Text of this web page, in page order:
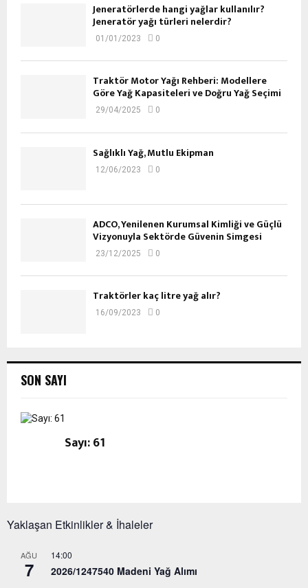
Jeneratörlerde hangi yağlar kullanılır?
Jeneratör yağı türleri nelerdir?
01/01/2023 0
Traktör Motor Yağı Rehberi: Modellere
Göre Yağ Kapasiteleri ve Doğru Yağ Seçimi
29/04/2025 0
Sağlıklı Yağ, Mutlu Ekipman
12/06/2023 0
ADCO, Yenilenen Kurumsal Kimliği ve Güçlü
Vizyonuyla Sektörde Güvenin Simgesi
23/12/2025 0
Traktörler kaç litre yağ alır?
16/09/2023 0
SON SAYI
Sayı: 61
Yaklaşan Etkinlikler & İhaleler
AĞU
7
14:00
2026/1247540 Madeni Yağ Alımı